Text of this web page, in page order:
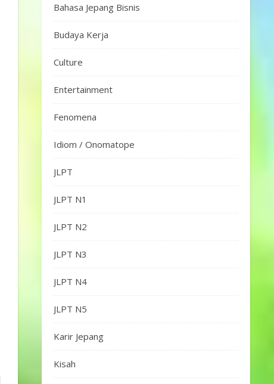
Bahasa Jepang Bisnis
Budaya Kerja
Culture
Entertainment
Fenomena
Idiom / Onomatope
JLPT
JLPT N1
JLPT N2
JLPT N3
JLPT N4
JLPT N5
Karir Jepang
Kisah